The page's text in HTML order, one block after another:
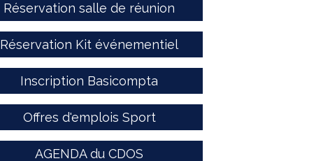
Réservation salle de réunion
Réservation Kit événementiel
Inscription Basicompta
Offres d'emplois Sport
AGENDA du CDOS